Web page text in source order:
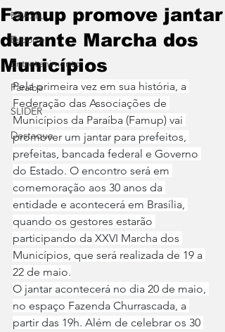
BRASIL
Esporte
Entretenimento
Paraíba
SLIDER
Destaque
Famup promove jantar
durante Marcha dos
Municípios
Pela primeira vez em sua história, a
Federação das Associações de
Municípios da Paraíba (Famup) vai
promover um jantar para prefeitos,
prefeitas, bancada federal e Governo
do Estado. O encontro será em
comemoração aos 30 anos da
entidade e acontecerá em Brasília,
quando os gestores estarão
participando da XXVI Marcha dos
Municípios, que será realizada de 19 a
22 de maio.
O jantar acontecerá no dia 20 de maio,
no espaço Fazenda Churrascada, a
partir das 19h. Além de celebrar os 30